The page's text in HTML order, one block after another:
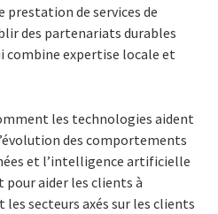
prestation de services de
des partenariats durables
combine expertise locale et
les technologies aident
des comportements
et l’intelligence artificielle
aider les clients à
secteurs axés sur les clients